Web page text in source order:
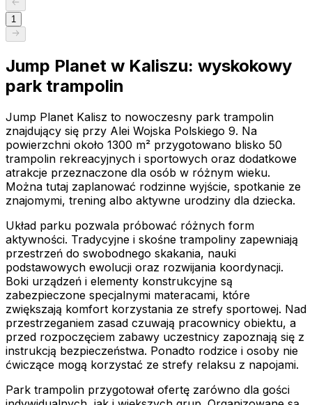
1
Jump Planet w Kaliszu: wyskokowy
park trampolin
Jump Planet Kalisz to nowoczesny park trampolin
znajdujący się przy Alei Wojska Polskiego 9. Na
powierzchni około 1300 m² przygotowano blisko 50
trampolin rekreacyjnych i sportowych oraz dodatkowe
atrakcje przeznaczone dla osób w różnym wieku.
Można tutaj zaplanować rodzinne wyjście, spotkanie ze
znajomymi, trening albo aktywne urodziny dla dziecka.
Układ parku pozwala próbować różnych form
aktywności. Tradycyjne i skośne trampoliny zapewniają
przestrzeń do swobodnego skakania, nauki
podstawowych ewolucji oraz rozwijania koordynacji.
Boki urządzeń i elementy konstrukcyjne są
zabezpieczone specjalnymi materacami, które
zwiększają komfort korzystania ze strefy sportowej. Nad
przestrzeganiem zasad czuwają pracownicy obiektu, a
przed rozpoczęciem zabawy uczestnicy zapoznają się z
instrukcją bezpieczeństwa. Ponadto rodzice i osoby nie
ćwiczące mogą korzystać ze strefy relaksu z napojami.
Park trampolin przygotował ofertę zarówno dla gości